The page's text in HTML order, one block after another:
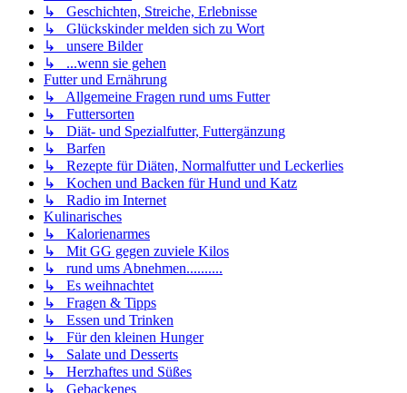
↳ Geschichten, Streiche, Erlebnisse
↳ Glückskinder melden sich zu Wort
↳ unsere Bilder
↳ ...wenn sie gehen
Futter und Ernährung
↳ Allgemeine Fragen rund ums Futter
↳ Futtersorten
↳ Diät- und Spezialfutter, Futtergänzung
↳ Barfen
↳ Rezepte für Diäten, Normalfutter und Leckerlies
↳ Kochen und Backen für Hund und Katz
↳ Radio im Internet
Kulinarisches
↳ Kalorienarmes
↳ Mit GG gegen zuviele Kilos
↳ rund ums Abnehmen..........
↳ Es weihnachtet
↳ Fragen & Tipps
↳ Essen und Trinken
↳ Für den kleinen Hunger
↳ Salate und Desserts
↳ Herzhaftes und Süßes
↳ Gebackenes